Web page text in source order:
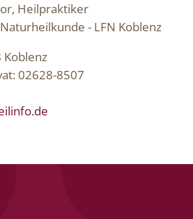
Heilpraktiker
- LFN Koblenz
Koblenz
02628-8507